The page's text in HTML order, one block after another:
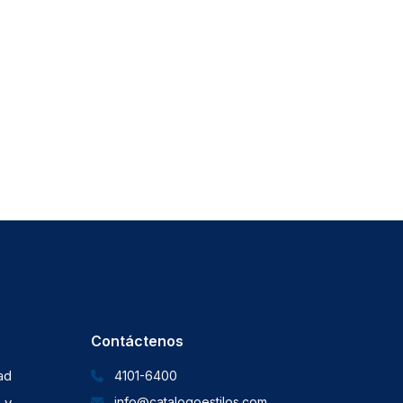
Contáctenos
4101-6400